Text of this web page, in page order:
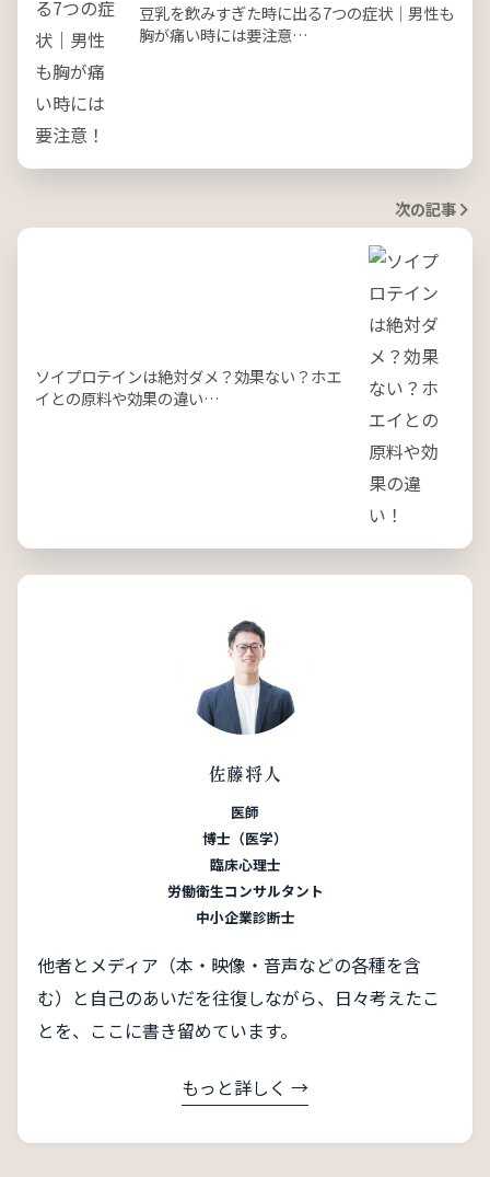
豆乳を飲みすぎた時に出る7つの症状｜男性も
胸が痛い時には要注意…
次の記事
ソイプロテインは絶対ダメ？効果ない？ホエ
イとの原料や効果の違い…
佐藤将人
医師
博士（医学）
臨床心理士
労働衛生コンサルタント
中小企業診断士
他者とメディア（本・映像・音声などの各種を含
む）と自己のあいだを往復しながら、日々考えたこ
とを、ここに書き留めています。
もっと詳しく →